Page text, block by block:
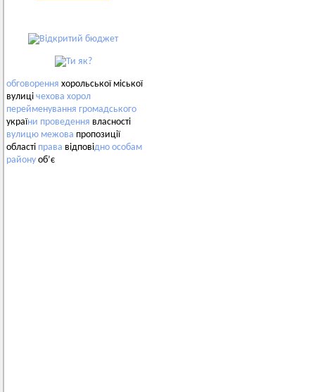
обговорення хорольської міської
вулиці чехова хорол
перейменування громадського
україни проведення власності
вулицю межова пропозиції
області права відповідно особам
району об’є